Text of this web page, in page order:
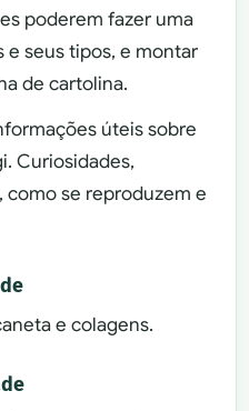
poderem fazer uma
e seus tipos, e montar
de cartolina.
úteis sobre
Curiosidades,
como se reproduzem e
e colagens.